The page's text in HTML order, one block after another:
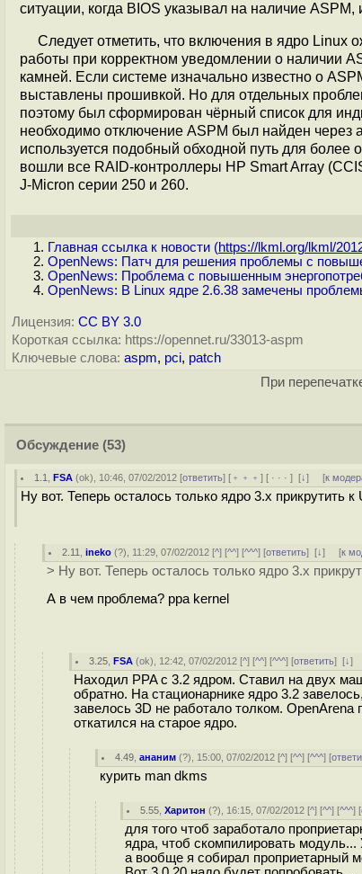
ситуации, когда BIOS указывал на наличие
Следует отметить, что включения в ядро Linux
работы при корректном уведомлении о наличии
камней. Если системе изначально известно о
выставлены прошивкой. Но для отдельных
поэтому был сформирован чёрный список для
необходимо отключение ASPM был найден через
используется подобный обходной путь для более
вошли все RAID-контроллеры HP Smart Array
J-Micron серии 250 и 260.
Главная ссылка к новости (https://lkml.org/lkml/
OpenNews: Патч для решения проблемы с
OpenNews: Проблема с повышенным
OpenNews: В Linux ядре 2.6.38 замечены
Лицензия: CC BY 3.0
Короткая ссылка: https://opennet.ru/33013-aspm
Ключевые слова: aspm, pci, patch
При
Обсуждение (53)
1.1 ,FSA (ok), 10:46, 07/02/2012 [ответить] [ ﹢﹢﹢] [ · · ·][↓] [к
Ну вот. Теперь осталось только ядро 3.х прикрутить
2.11 ,ineko (?), 11:29, 07/02/2012 [^] [^^] [^^^] [ответить][↓] [к
> Ну вот. Теперь осталось только ядро 3.х
А в чем проблема? ppa kernel
3.25 ,FSA (ok), 12:42, 07/02/2012 [^] [^^] [^^^] [ответить][↓]
Находил PPA с 3.2 ядром. Ставил на двух
обратно. На стационарнике ядро 3.2
завелось 3D не работало толком.
откатился на старое ядро.
4.49 ,ананим (?), 15:00, 07/02/2012 [^] [^^] [^^^] [
курить man dkms
5.55 ,Харитон (?), 16:15, 07/02/2012 [^] [^^] [^^^] [
для того чтоб заработало
ядра, чтоб скомпилировать
а вообще я собирал проприетарный